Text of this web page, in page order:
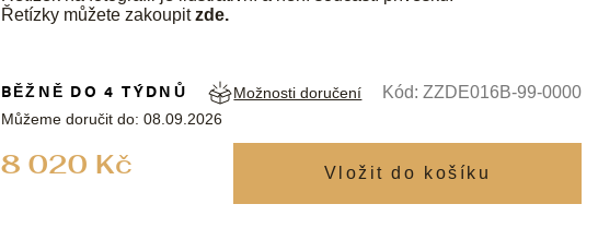
Řetízky můžete zakoupitzde.
8 020 Kč
BĚŽNĚ DO 4 TÝDNŮ
Můžeme doručit do: 08.09.2026
Možnosti doručení Kód: ZZDE016B-99-0000